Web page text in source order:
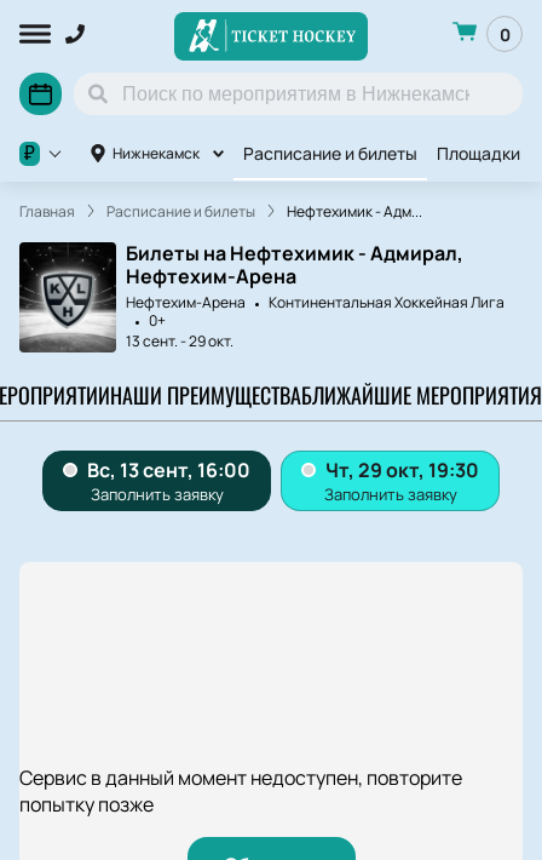
0
Нижнекамск Расписание и билеты Площадки
₽
Главная Расписание и билеты Нефтехимик - Адм...
Билеты на Нефтехимик - Адмирал,
Нефтехим-Арена
Нефтехим-Арена
Континентальная Хоккейная Лига
0+
13 сент.-29 окт.
НАШИ ПРЕИМУЩЕСТВАБЛИЖАЙШИЕ МЕРОПРИЯТИЯ
Сервис в данный момент недоступен, повторите
попытку позже